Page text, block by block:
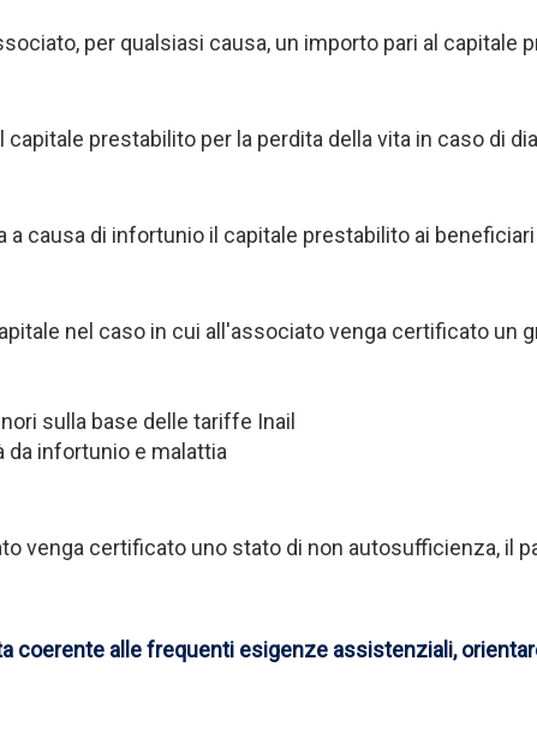
per qualsiasi causa, un importo pari al capitale
prestabilito per la perdita della vita in caso di
a causa di infortunio il capitale prestabilito ai
nel caso in cui all'associato venga certificato un
sulla base delle tariffe Inail
da infortunio e malattia
venga certificato uno stato di non autosufficienza, il
coerente alle frequenti esigenze assistenziali,